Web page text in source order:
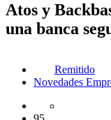
Atos y
una banca
Remitido
Novedades